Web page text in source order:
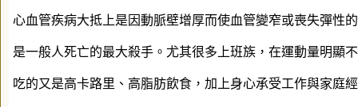
心血管疾病大抵上是因動脈壁增厚而使血管變窄或喪失彈性
是一般人死亡的最大殺手。尤其很多上班族，在運動量明顯
吃的又是高卡路里、高脂肪飲食，加上身心承受工作與家庭